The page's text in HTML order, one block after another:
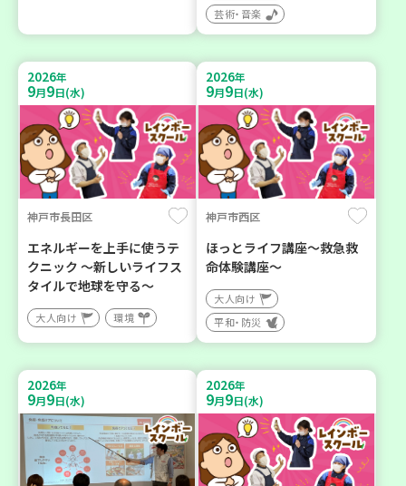
芸術・音楽
2026年
9月9日(水)
神戸市長田区
エネルギーを上手に使うテ
クニック ～新しいライフス
タイルで地球を守る～
大人向け 環境
2026年
9月9日(水)
神戸市西区
ほっとライフ講座～救急救
命体験講座～
大人向け
平和・防災
2026年
9月9日(水)
2026年
9月9日(水)